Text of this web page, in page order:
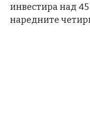
инвестира над
наредните